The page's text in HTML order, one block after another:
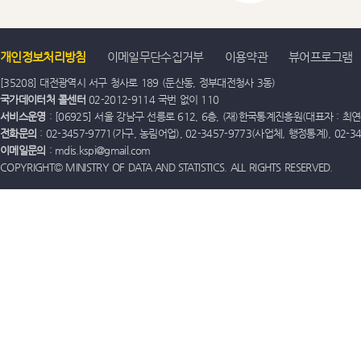
개인정보처리방침 이메일무단수집거부 이용약관 뷰어프로그램
[35208] 대전광역시 서구 청사로 189 (둔산동, 정부대전청사 3동)
국가데이터처 콜센터 02-2012-9114 국번 없이 110
서비스운영 : [06925] 서울 강남구 선릉로 612, 6층, (재)한국통계진흥원(대표자 : 최
전화문의 : 02-3457-9771(가구, 농림어업), 02-3457-9773(사업체, 행정통계), 02-
이메일문의 : mdis.kspi@gmail.com
COPYRIGHT© MINISTRY OF DATA AND STATISTICS. ALL RIGHTS RESERVED.